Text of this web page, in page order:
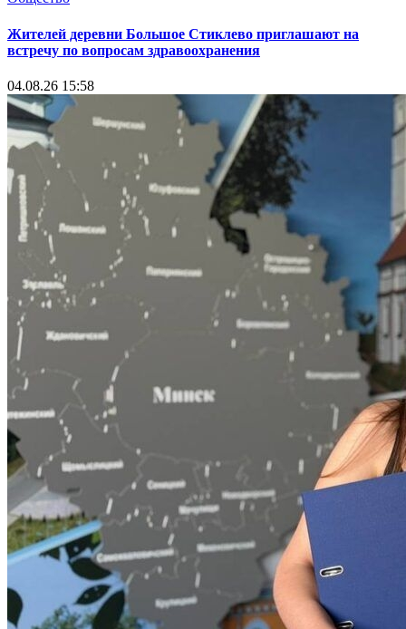
Жителей деревни Большое Стиклево приглашают на
встречу по вопросам здравоохранения
04.08.26 15:58